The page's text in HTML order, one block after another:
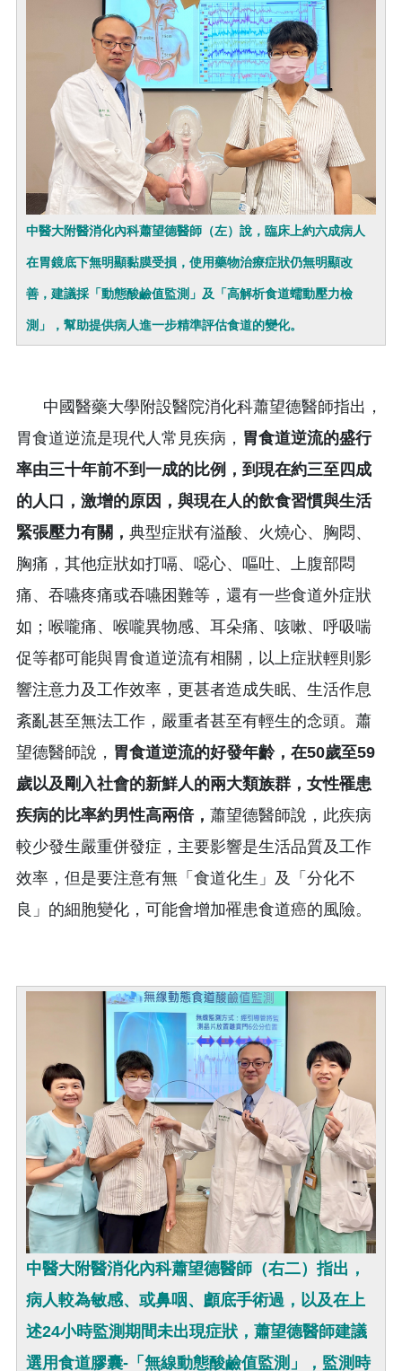
中醫大附醫消化內科蕭望德醫師（左）說，臨床上約六成病人
在胃鏡底下無明顯黏膜受損，使用藥物治療症狀仍無明顯改
善，建議採「動態酸鹼值監測」及「高解析食道蠕動壓力檢
測」，幫助提供病人進一步精準評估食道的變化。
中國醫藥大學附設醫院消化科蕭望德醫師指出，
胃食道逆流是現代人常見疾病， 胃食道逆流的盛行
率由三十年前不到一成的比例，到現在約三至四成
的人口，激增的原因，與現在人的飲食習慣與生活
緊張壓力有關， 典型症狀有溢酸、火燒心、胸悶、
胸痛，其他症狀如打嗝、噁心、嘔吐、上腹部悶
痛、吞嚥疼痛或吞嚥困難等，還有一些食道外症狀
如；喉嚨痛、喉嚨異物感、耳朵痛、咳嗽、呼吸喘
促等都可能與胃食道逆流有相關，以上症狀輕則影
響注意力及工作效率，更甚者造成失眠、生活作息
紊亂甚至無法工作，嚴重者甚至有輕生的念頭。蕭
望德醫師說， 胃食道逆流的好發年齡，在50歲至59
歲以及剛入社會的新鮮人的兩大類族群，女性罹患
疾病的比率約男性高兩倍， 蕭望德醫師說，此疾病
較少發生嚴重併發症，主要影響是生活品質及工作
效率，但是要注意有無「食道化生」及「分化不
良」的細胞變化，可能會增加罹患食道癌的風險。
中醫大附醫消化內科蕭望德醫師（右二）指出，
病人較為敏感、或鼻咽、顱底手術過，以及在上
述24小時監測期間未出現症狀，蕭望德醫師建議
選用食道膠囊-「無線動態酸鹼值監測」，監測時